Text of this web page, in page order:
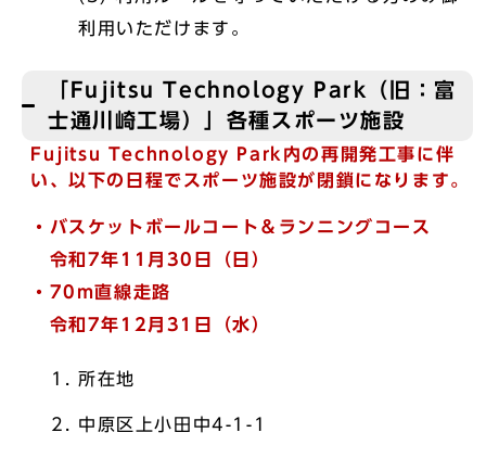
利用いただけます。
「Fujitsu Technology Park（旧：富
士通川崎工場）」各種スポーツ施設
Fujitsu Technology Park内の再開発工事に伴
い、以下の日程でスポーツ施設が閉鎖になります。
・バスケットボールコート＆ランニングコース
令和7年11月30日（日）
・70m直線走路
令和7年 12月31日（水）
所在地
中原区上小田中4-1-1